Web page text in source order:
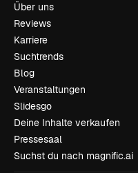
Über uns
Reviews
Karriere
Suchtrends
Blog
Veranstaltungen
Slidesgo
Deine Inhalte verkaufen
Pressesaal
Suchst du nach magnific.ai